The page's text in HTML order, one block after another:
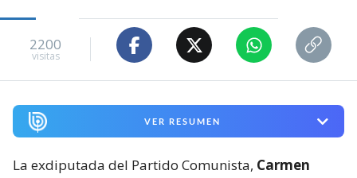
2200
visitas
VER RESUMEN
La exdiputada del Partido Comunista, Carmen